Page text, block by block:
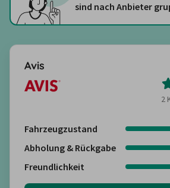
sind nach Anbieter
Avis
2
Fahrzeugzustand
Abholung & Rückgabe
Freundlichkeit